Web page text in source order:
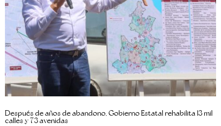
Después de años de abandono, Gobierno Estatal rehabilita 13 mil
calles y 73 avenidas